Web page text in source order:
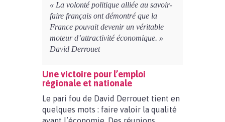
« La volonté politique alliée au savoir-
faire français ont démontré que la
France pouvait devenir un véritable
moteur d’attractivité économique. »
David Derrouet
Une victoire pour l’emploi
régionale et nationale
Le pari fou de David Derrouet tient en
quelques mots : faire valoir la qualité